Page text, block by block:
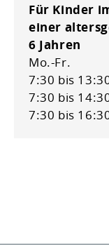
Für Kinder
einer
6 Jahren
Mo.-Fr.
7:30 bis
7:30 bis
7:30 bis